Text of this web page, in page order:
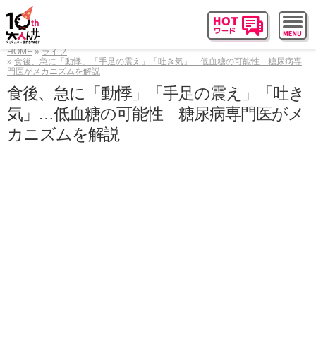
HOME
ライフ
食後、急に「動悸」「手足の震え」「吐き気」…低血糖の可能性 糖尿病専
門医がメカニズムを解説
食後、急に「動悸」「手足の震え」「吐き
気」…低血糖の可能性 糖尿病専門医がメ
カニズムを解説